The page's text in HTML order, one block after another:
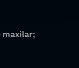
maxilar;